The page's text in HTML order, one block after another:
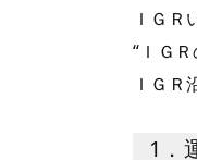
ＩＧＲ
“ＩＧ
ＩＧＲ
1．